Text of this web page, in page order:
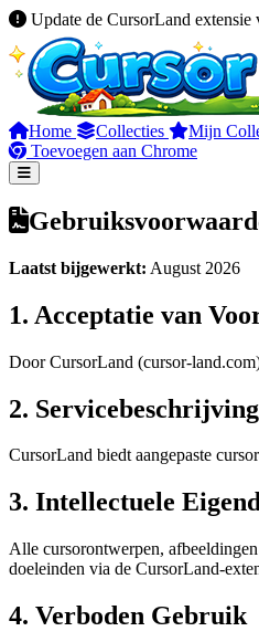
Update de CursorLand
Home Collecties Mijn
Toevoegen aan Chrome
Laatst bijgewerkt: August 2026
1. Acceptatie van
Door CursorLand (cursor-
2. Servicebeschrijving
CursorLand biedt aangepaste
3. Intellectuele
Alle cursorontwerpen,
doeleinden via de CursorLand-
4. Verboden Gebruik